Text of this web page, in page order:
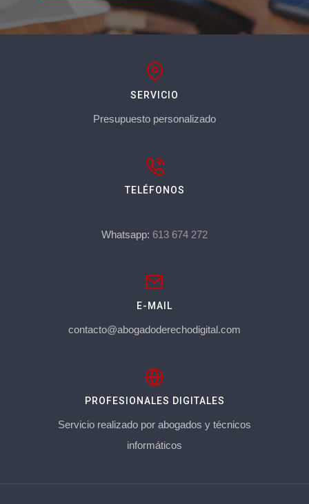
SERVICIO
Presupuesto personalizado
TELÉFONOS
Whatsapp: 613 674 272
E-MAIL
contacto@abogadoderechodigital.com
PROFESIONALES DIGITALES
Servicio realizado por abogados y técnicos
informáticos